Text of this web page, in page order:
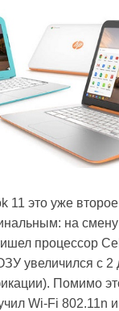
11 это уже
на
процессор
увеличился с 2
Помимо
Wi-Fi 802.11n